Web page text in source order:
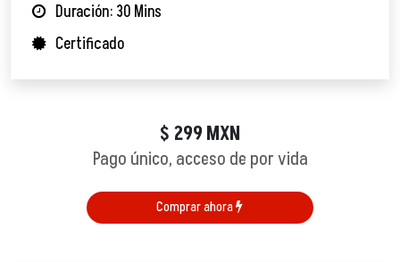
Duración: 30 Mins
Certificado
$ 299 MXN
Pago único, acceso de por vida
Comprar ahora